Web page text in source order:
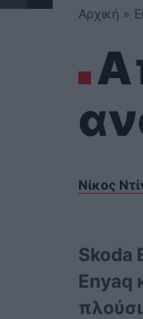
Αρχική »
Νίκος
Skoda
Enyaq